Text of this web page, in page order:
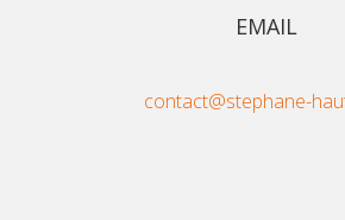
EMAIL
contact@stephane-